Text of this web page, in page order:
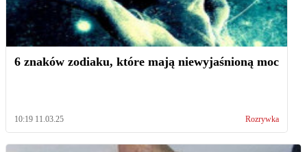
6 znaków zodiaku, które mają niewyjaśnioną moc
10:19 11.03.25 Rozrywka